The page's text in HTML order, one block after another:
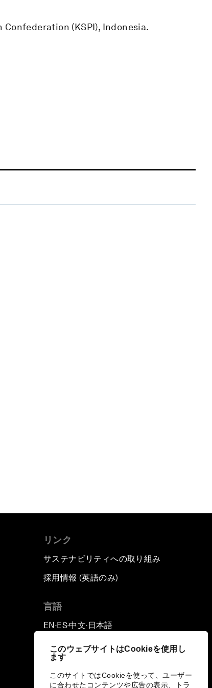
このウェブサイトはCookieを使用し
ます
このサイトではCookieを使って、ユーザー
に合わせたコンテンツや広告の表示、トラ
(KSPI), Indonesia.
リンク
サステナビリティへの取り組み
採用情報 (英語のみ)
言語
EN ▪ ES▪中文▪ 日本語